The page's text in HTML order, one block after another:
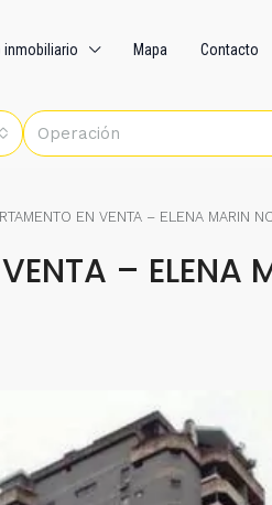
inmobiliario Mapa Contacto
Operación
EN VENTA – ELENA MARIN
– ELENA